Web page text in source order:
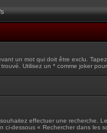
un mot qui doit être exclu.
Utilisez un * comme joker
effectuer une recherche.
ci-dessous « Rechercher dans les